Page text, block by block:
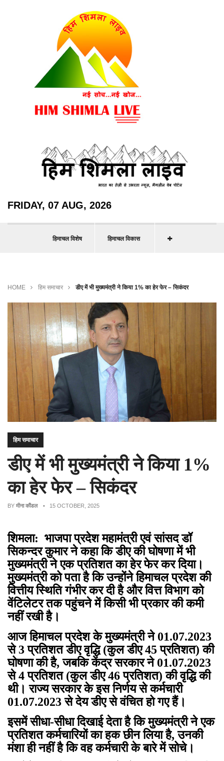
FRIDAY, 07 AUG, 2026
हिमाचल विशेष हिमाचल विकास
HOME हिम समाचार डीए में भी मुख्यमंत्री ने किया 1% का हेर फेर – सिकंदर
हिम समाचार
डीए में भी मुख्यमंत्री ने किया 1%
का हेर फेर – सिकंदर
BY मीना कौंडल • 15 OCTOBER, 2025
शिमला: भाजपा प्रदेश महामंत्री एवं सांसद डॉ
सिकन्दर कुमार ने कहा कि डीए की घोषणा में भी
मुख्यमंत्री ने एक प्रतिशत का हेर फेर कर दिया।
मुख्यमंत्री को पता है कि उन्होंने हिमाचल प्रदेश की
वित्तीय स्थिति गंभीर कर दी है और वित्त विभाग को
वेंटिलेटर तक पहुंचने में किसी भी प्रकार की कमी
नहीं रखी है।
आज हिमाचल प्रदेश के मुख्यमंत्री ने 01.07.2023
से 3 प्रतिशत डीए वृद्धि (कुल डीए 45 प्रतिशत) की
घोषणा की है, जबकि केंद्र सरकार ने 01.07.2023
से 4 प्रतिशत (कुल डीए 46 प्रतिशत) की वृद्धि की
थी। राज्य सरकार के इस निर्णय से कर्मचारी
01.07.2023 से देय डीए से वंचित हो गए हैं।
इसमें सीधा-सीधा दिखाई देता है कि मुख्यमंत्री ने एक
प्रतिशत कर्मचारियों का हक छीन लिया है, उनकी
मंशा ही नहीं है कि वह कर्मचारी के बारे में सोचे।